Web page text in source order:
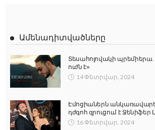
Ամենադիտվածները
Տեսահոլովակի պրեմիերա.
ուժն է»
14 Փետրվար, 2024
Էմոցիաներն
դժգոհ զրուցում է
16 Փետրվար, 2024